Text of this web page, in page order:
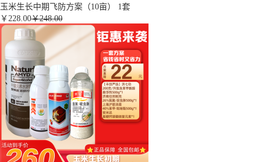
玉米生长中期飞防方案（10亩） 1套
￥ 228.00￥248.00